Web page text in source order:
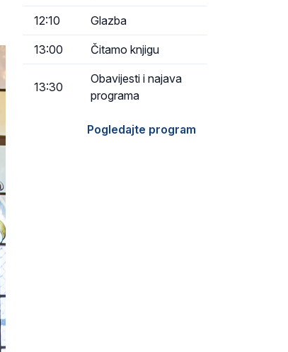
12:10 Glazba
13:00 Čitamo knjigu
13:30
Obavijesti i najava
programa
Pogledajte program